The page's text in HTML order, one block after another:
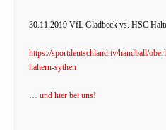
30.11.2019 VfL Gladbeck vs. HSC
https://sportdeutschland.tv/handball/
haltern-sythen
… und hier bei uns!